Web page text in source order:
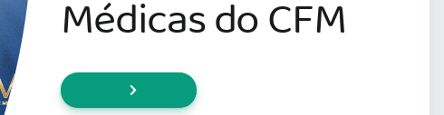
Médicas do CFM